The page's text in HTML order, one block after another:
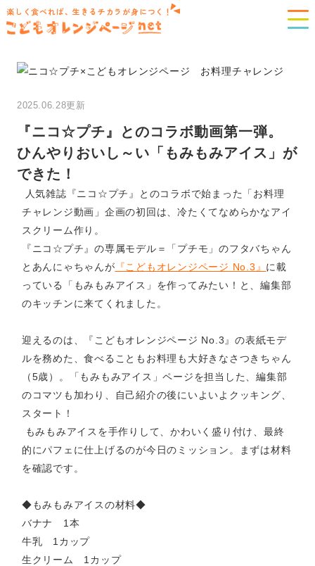
楽しく食べれば、生きるチカラが身につく！
2025.06.28更新
『ニコ☆プチ』とのコラボ動画第一弾。
ひんやりおいし～い「もみもみアイス」が
できた！
人気雑誌『ニコ☆プチ』とのコラボで始まった「お料理
チャレンジ動画」企画の初回は、冷たくてなめらかなアイ
スクリーム作り。
『ニコ☆プチ』の専属モデル＝「プチモ」のフタバちゃん
とあんにゃちゃんが 『こどもオレンジページ No.3』 に載
っている「もみもみアイス」を作ってみたい！と、編集部
のキッチンに来てくれました。
迎えるのは、『こどもオレンジページ No.3』の表紙モデ
ルを務めた、食べることもお料理も大好きなさつきちゃん
（5歳）。「もみもみアイス」ページを担当した、編集部
のコマツも加わり、自己紹介の後にいよいよクッキング、
スタート！
もみもみアイスを手作りして、かわいく盛り付け、最終
的にパフェに仕上げるのが今日のミッション。まずは材料
を確認です。
◆もみもみアイスの材料◆
バナナ 1本
牛乳 1カップ
生クリーム 1カップ